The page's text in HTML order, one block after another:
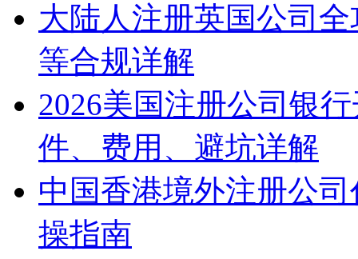
大陆人注册英国公司
等合规详解
2026美国注册公司银
件、费用、避坑详解
中国香港境外注册公
操指南